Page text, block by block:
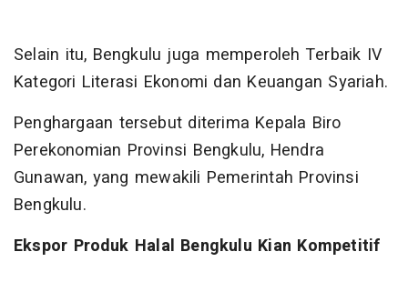
Selain itu, Bengkulu juga memperoleh Terbaik IV
Kategori Literasi Ekonomi dan Keuangan Syariah.
Penghargaan tersebut diterima Kepala Biro
Perekonomian Provinsi Bengkulu, Hendra
Gunawan, yang mewakili Pemerintah Provinsi
Bengkulu.
Ekspor Produk Halal Bengkulu Kian Kompetitif